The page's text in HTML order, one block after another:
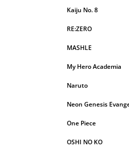
Kaiju No. 8
RE:ZERO
MASHLE
My Hero Academia
Naruto
Neon Genesis
One Piece
OSHI NO KO